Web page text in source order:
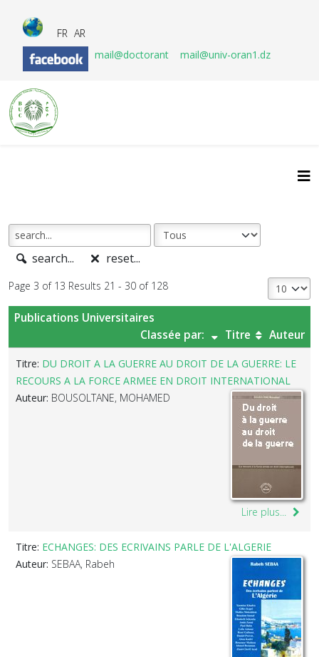
FR AR
mail@doctorant
mail@univ-oran1.dz
search... reset...
Page 3 of 13 Results 21 - 30 of 128
Publications Universitaires
Classée par:
Titre Auteur
Titre: DU DROIT A LA GUERRE AU DROIT DE LA GUERRE: LE
RECOURS A LA FORCE ARMEE EN DROIT INTERNATIONAL
Auteur: BOUSOLTANE, MOHAMED
Lire plus...
Titre: ECHANGES: DES ECRIVAINS PARLE DE L'ALGERIE
Auteur: SEBAA, Rabeh